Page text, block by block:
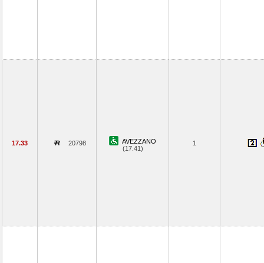
17.33 20798
AVEZZANO
(17.41)
1